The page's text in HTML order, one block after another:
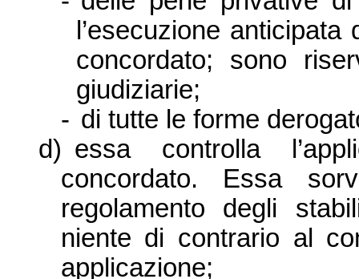
l’esecuzione
concordato; sono
giudiziarie;
- di tutte le forme
d) essa controlla
concordato. Essa
regolamento degli
niente di contrario al
applicazione;